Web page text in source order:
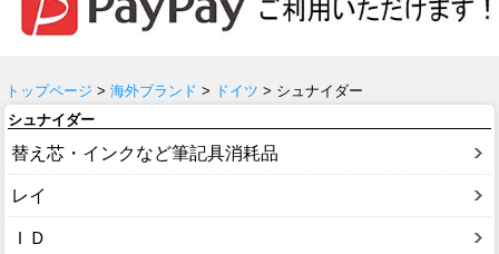
トップページ > 海外ブランド > ドイツ > シュナイダー
シュナイダー
替え芯・インクなど筆記具消耗品
レイ
ＩＤ